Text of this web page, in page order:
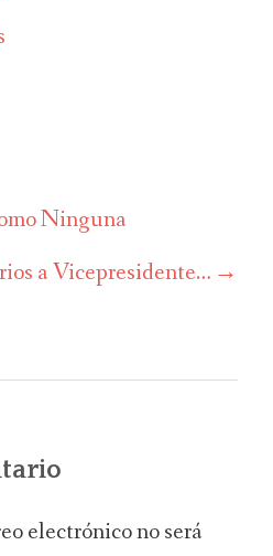
Ninguna
a Vicepresidente…
electrónico no será